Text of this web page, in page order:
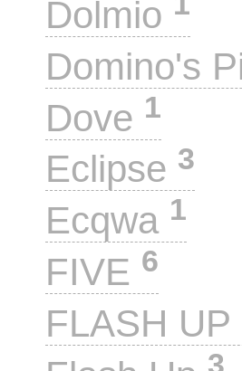
Dolmio
Domino's
Dove 1
Eclipse 3
Ecqwa 1
FIVE 6
FLASH UP
3